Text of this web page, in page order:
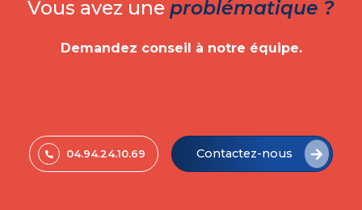
Vous avez une problématique ?
Demandez conseil à notre équipe.
04.94.24.10.69 Contactez-nous